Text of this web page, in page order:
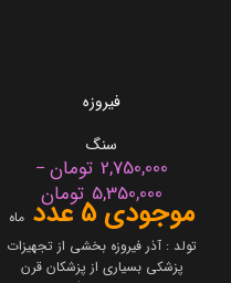
فیروزه
سنگ
2,750,000 تومان –
5,350,000 تومان موجودی 5 عدد
ماه
تولد : آذر فیروزه بخشی از تجهیزات
پزشکی بسیاری از پزشکان قرن